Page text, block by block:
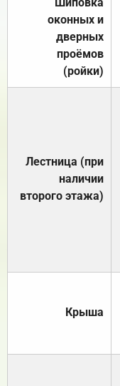
оконных и
дверных
проёмов
(ройки)
Лестница (при
наличии
второго этажа)
Крыша